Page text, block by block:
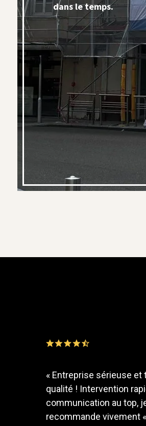
dans le temps.
« Entreprise sérieuse et
qualité ! Intervention
communication au top,
recommande vivement «